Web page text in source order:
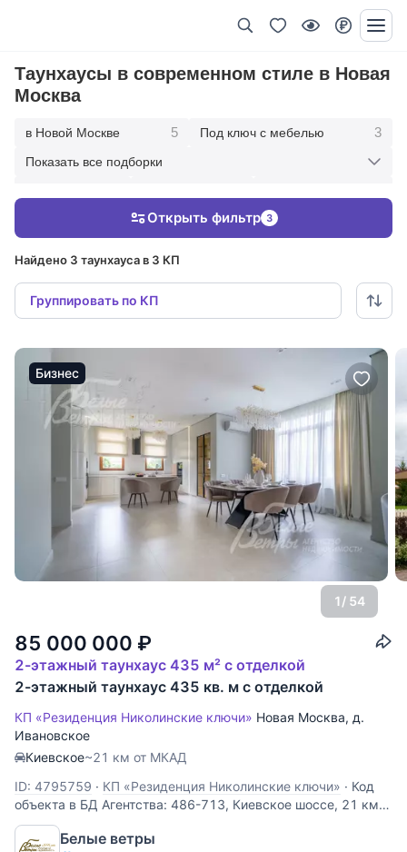
Таунхаусы в современном стиле в Новая
Москва
в Новой Москве 5 Под ключ с мебелью 3
Показать все подборки
Найдено 3 таунхауса в 3 КП
Группировать по КП
Открыть фильтр 3
Бизнес
1/ 54
85 000 000 ₽
2-этажный таунхаус 435 м² с отделкой
2-этажный таунхаус 435 кв. м с отделкой
КП «Резиденция Николинские ключи» Новая Москва, д.
Ивановское
Киевское~21 км от МКАД
ID: 4795759 · КП «Резиденция Николинские ключи» · Код
объекта в БД Агентства: 486-713, Киевское шоссе, 21 км
от МКАД, Резиденция Николинские Ключи (Ивановское).
Новый дуплекс под ключ, частично меблирован, в поселке
Белые ветры